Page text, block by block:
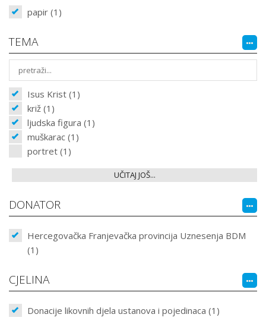
papir (1)
TEMA
Isus Krist (1)
križ (1)
ljudska figura (1)
muškarac (1)
portret (1)
UČITAJ JOŠ...
DONATOR
Hercegovačka Franjevačka provincija Uznesenja BDM
(1)
CJELINA
Donacije likovnih djela ustanova i pojedinaca (1)